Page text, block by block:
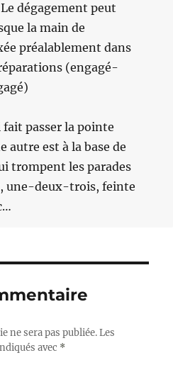
dégagement peut
la main de
préalablement dans
(engagé-
passer la pointe
autre est à la base de
trompent les parades
une-deux-trois, feinte
ne sera pas publiée.Les
avec *